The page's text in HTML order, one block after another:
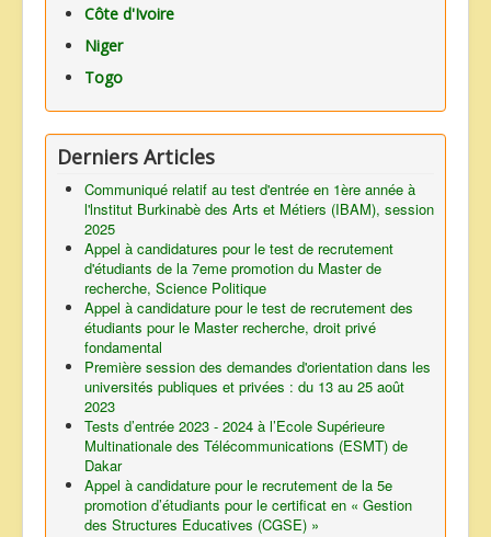
Côte d'Ivoire
Niger
Togo
Derniers Articles
Communiqué relatif au test d'entrée en 1ère année à
l'lnstitut Burkinabè des Arts et Métiers (IBAM), session
2025
Appel à candidatures pour le test de recrutement
d'étudiants de la 7eme promotion du Master de
recherche, Science Politique
Appel à candidature pour le test de recrutement des
étudiants pour le Master recherche, droit privé
fondamental
Première session des demandes d'orientation dans les
universités publiques et privées : du 13 au 25 août
2023
Tests d’entrée 2023 - 2024 à l’Ecole Supérieure
Multinationale des Télécommunications (ESMT) de
Dakar
Appel à candidature pour le recrutement de la 5e
promotion d’étudiants pour le certificat en « Gestion
des Structures Educatives (CGSE) »